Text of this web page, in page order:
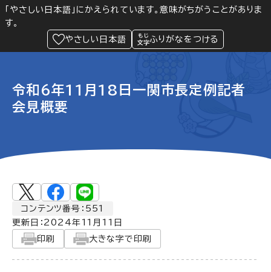
「やさしい日本語」にかえられています。意味がちがうことがありま
す。
やさしい日本語
ふりがなをつける
Language 閲覧支援
緊急情報
令和6年11月18日一関市長定例記者
会見概要
コンテンツ番号：551
更新日： 2024年11月11日
印刷
大きな字で印刷